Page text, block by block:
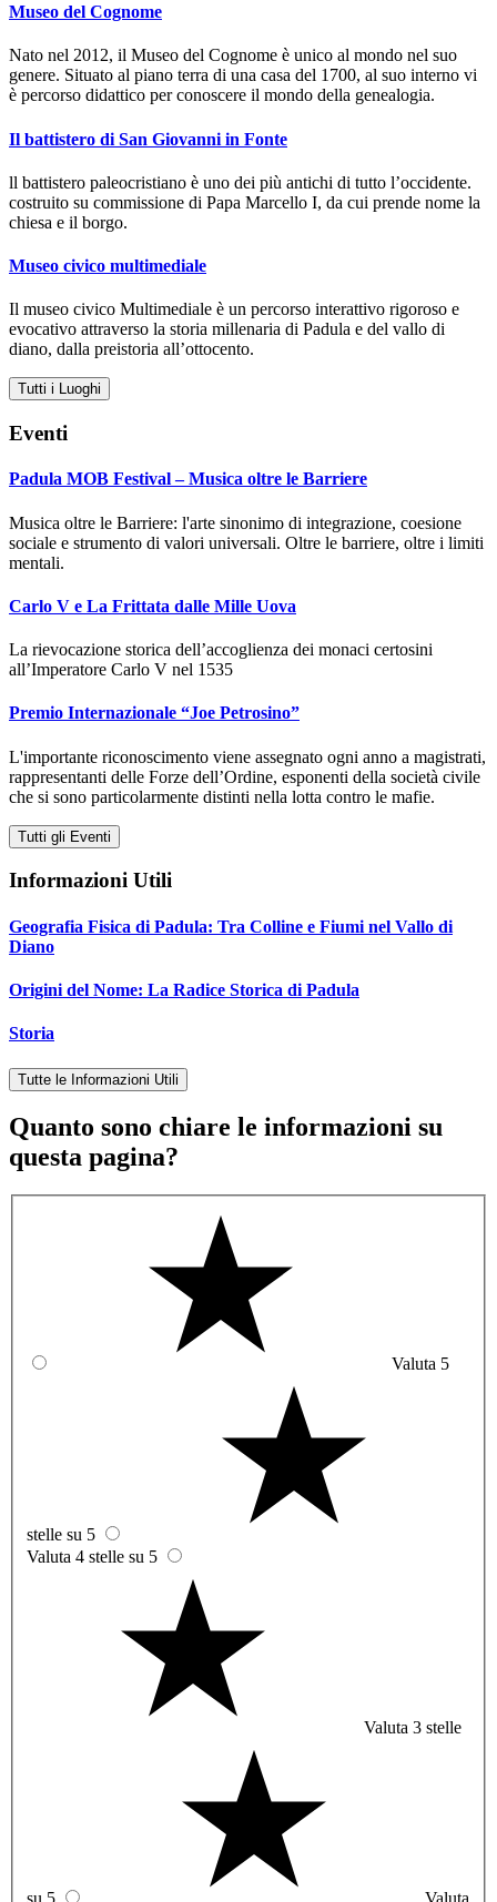
Museo del Cognome
Nato nel 2012, il Museo del Cognome è unico al mondo nel suo
genere. Situato al piano terra di una casa del 1700, al suo interno vi
è percorso didattico per conoscere il mondo della genealogia.
Il battistero di San Giovanni in Fonte
ll battistero paleocristiano è uno dei più antichi di tutto l’occidente.
costruito su commissione di Papa Marcello I, da cui prende nome la
chiesa e il borgo.
Museo civico multimediale
Il museo civico Multimediale è un percorso interattivo rigoroso e
evocativo attraverso la storia millenaria di Padula e del vallo di
diano, dalla preistoria all’ottocento.
Tutti i Luoghi
Eventi
Padula MOB Festival – Musica oltre le Barriere
Musica oltre le Barriere: l'arte sinonimo di integrazione, coesione
sociale e strumento di valori universali. Oltre le barriere, oltre i limiti
mentali.
Carlo V e La Frittata dalle Mille Uova
La rievocazione storica dell’accoglienza dei monaci certosini
all’Imperatore Carlo V nel 1535
Premio Internazionale “Joe Petrosino”
L'importante riconoscimento viene assegnato ogni anno a magistrati,
rappresentanti delle Forze dell’Ordine, esponenti della società civile
che si sono particolarmente distinti nella lotta contro le mafie.
Tutti gli Eventi
Informazioni Utili
Geografia Fisica di Padula: Tra Colline e Fiumi nel Vallo di
Diano
Origini del Nome: La Radice Storica di Padula
Storia
Tutte le Informazioni Utili
Quanto sono chiare le informazioni su
questa pagina?
Valuta 5
stelle su 5
Valuta 4 stelle su 5
Valuta 3 stelle
su 5 Valuta